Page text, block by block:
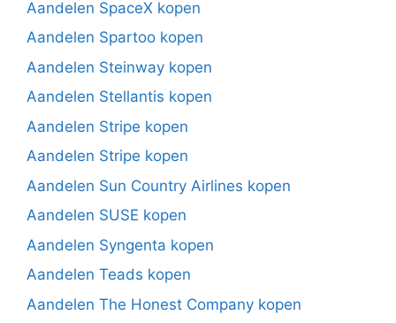
Aandelen SpaceX kopen
Aandelen Spartoo kopen
Aandelen Steinway kopen
Aandelen Stellantis kopen
Aandelen Stripe kopen
Aandelen Stripe kopen
Aandelen Sun Country Airlines kopen
Aandelen SUSE kopen
Aandelen Syngenta kopen
Aandelen Teads kopen
Aandelen The Honest Company kopen